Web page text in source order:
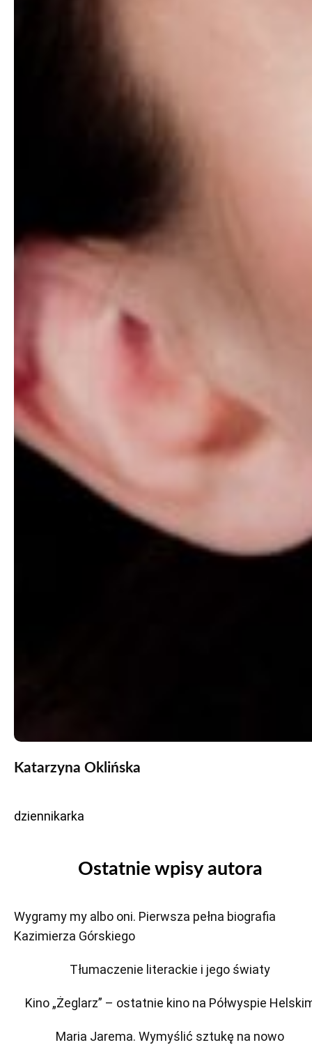
Katarzyna Oklińska
dziennikarka
Ostatnie wpisy autora
Wygramy my albo oni. Pierwsza pełna biografia
Kazimierza Górskiego
Tłumaczenie literackie i jego światy
Kino „Żeglarz” – ostatnie kino na Półwyspie
Maria Jarema. Wymyślić sztukę na nowo